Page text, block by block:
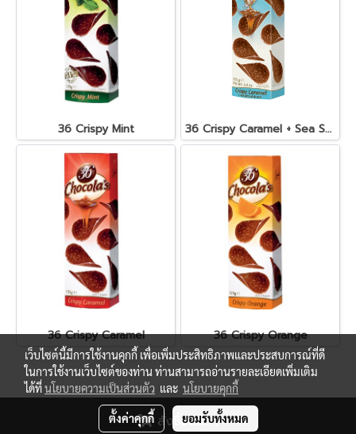
สั่งซื้อสินค้า
36 Crispy Mint 36 Crispy Caramel + Sea Salt
36 Crispy Caramel 36 Crispy Orange
เว็บไซต์นี้มีการใช้งานคุกกี้ เพื่อเพิ่มประสิทธิภาพและประสบการณ์ที่ดี
ในการใช้งานเว็บไซต์ของท่าน ท่านสามารถอ่านรายละเอียดเพิ่มเติม
ได้ที่นโยบายความเป็นส่วนตัว และ นโยบายคุกกี้
ตั้งค่าคุกกี้ ยอมรับทั้งหมด